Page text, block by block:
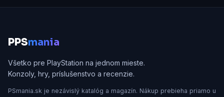
PPSmania
Všetko pre PlayStation na jednom mieste.
Konzoly, hry, príslušenstvo a recenzie.
PSmania.sk je nezávislý katalóg a magazín. Nákup prebieha priamo u